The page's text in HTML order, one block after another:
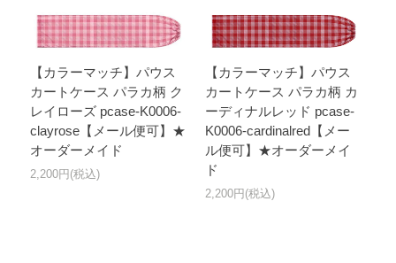
【カラーマッチ】パウス
カートケース パラカ柄 ク
レイローズ pcase-K0006-
clayrose【メール便可】★
オーダーメイド
2,200円(税込)
【カラーマッチ】パウス
カートケース パラカ柄 カ
ーディナルレッド pcase-
K0006-cardinalred【メー
ル便可】★オーダーメイ
ド
2,200円(税込)